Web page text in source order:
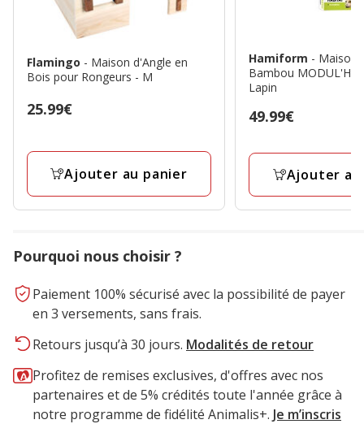
Flamingo - Maison d'Angle en
Bois pour Rongeurs - M
Prix
25.99€
Ajouter au panier
Hamiform -
Bambou
Lapin
Prix
49.99€
Ajouter
Pourquoi nous choisir ?
Paiement 100% sécurisé avec la possibilité de payer
en 3 versements, sans frais.
Retours jusqu’à 30 jours. Modalités de retour
Profitez de remises exclusives, d'offres avec nos
partenaires et de 5% crédités toute l'année grâce à
notre programme de fidélité Animalis+. Je m’inscris